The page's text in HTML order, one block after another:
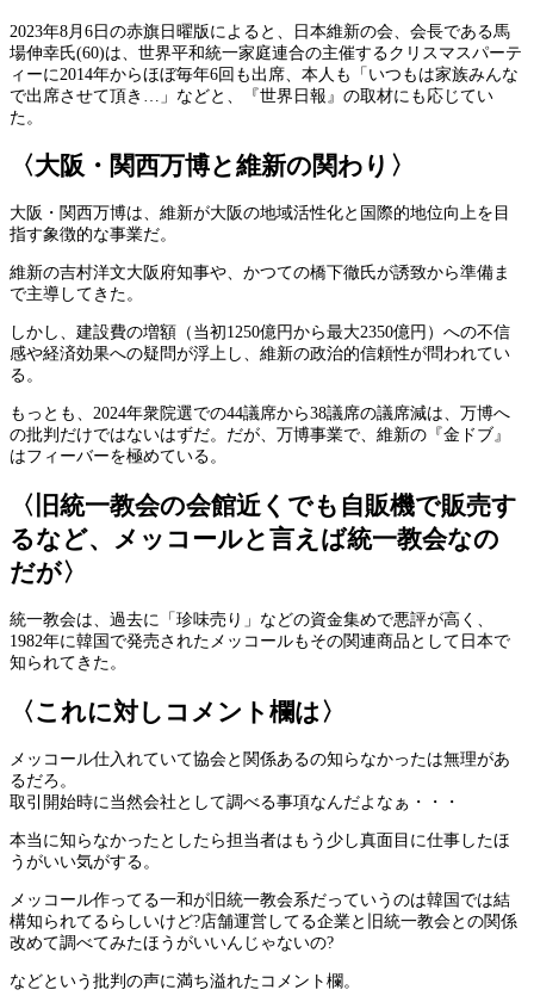
2023年8月6日の赤旗日曜版によると、日本維新の会、会長である馬
場伸幸氏(60)は、世界平和統一家庭連合の主催するクリスマスパーテ
ィーに2014年からほぼ毎年6回も出席、本人も「いつもは家族みんな
で出席させて頂き…」などと、『世界日報』の取材にも応じてい
た。
〈大阪・関西万博と維新の関わり〉
大阪・関西万博は、維新が大阪の地域活性化と国際的地位向上を目
指す象徴的な事業だ。
維新の吉村洋文大阪府知事や、かつての橋下徹氏が誘致から準備ま
で主導してきた。
しかし、建設費の増額（当初1250億円から最大2350億円）への不信
感や経済効果への疑問が浮上し、維新の政治的信頼性が問われてい
る。
もっとも、2024年衆院選での44議席から38議席の議席減は、万博へ
の批判だけではないはずだ。だが、万博事業で、維新の『金ドブ』
はフィーバーを極めている。
〈旧統一教会の会館近くでも自販機で販売す
るなど、メッコールと言えば統一教会なの
だが〉
統一教会は、過去に「珍味売り」などの資金集めで悪評が高く、
1982年に韓国で発売されたメッコールもその関連商品として日本で
知られてきた。
〈これに対しコメント欄は〉
メッコール仕入れていて協会と関係あるの知らなかったは無理があ
るだろ。
取引開始時に当然会社として調べる事項なんだよなぁ・・・
本当に知らなかったとしたら担当者はもう少し真面目に仕事したほ
うがいい気がする。
メッコール作ってる一和が旧統一教会系だっていうのは韓国では結
構知られてるらしいけど?店舗運営してる企業と旧統一教会との関係
改めて調べてみたほうがいいんじゃないの?
などという批判の声に満ち溢れたコメント欄。